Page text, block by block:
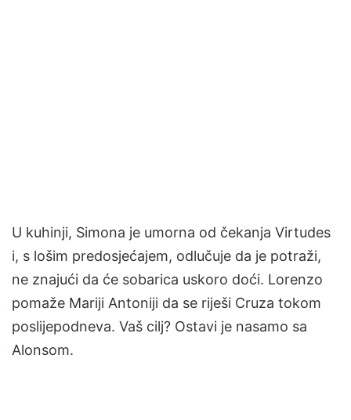
U kuhinji, Simona je umorna od čekanja Virtudes
i, s lošim predosjećajem, odlučuje da je potraži,
ne znajući da će sobarica uskoro doći. Lorenzo
pomaže Mariji Antoniji da se riješi Cruza tokom
poslijepodneva. Vaš cilj? Ostavi je nasamo sa
Alonsom.